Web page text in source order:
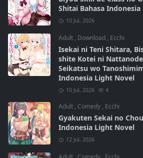
Shitai Bahasa
10 Jul, 2026
Adult , Download , Ecchi
Isekai ni Teni Shitara,
shite Kotei ni
Seikatsu wo
Indonesia Light Novel
10 Jul, 2026 4
Adult , Comedy , Ecchi
Gyakuten Sekai no
Indonesia Light Novel
12 Jul, 2026